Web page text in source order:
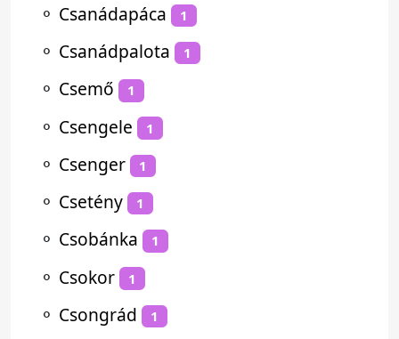
⚬ Csanádapáca 1
⚬ Csanádpalota 1
⚬ Csemő 1
⚬ Csengele 1
⚬ Csenger 1
⚬ Csetény 1
⚬ Csobánka 1
⚬ Csokor 1
⚬ Csongrád 1